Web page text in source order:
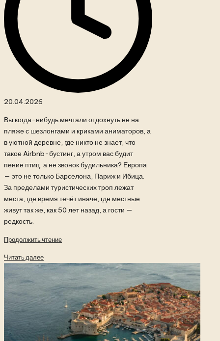
20.04.2026
Вы когда-нибудь мечтали отдохнуть не на
пляже с шезлонгами и криками аниматоров, а
в уютной деревне, где никто не знает, что
такое Airbnb-бустинг, а утром вас будит
пение птиц, а не звонок будильника? Европа
— это не только Барселона, Париж и Ибица.
За пределами туристических троп лежат
места, где время течёт иначе, где местные
живут так же, как 50 лет назад, а гости —
редкость.
Продолжить чтение
Читать далее